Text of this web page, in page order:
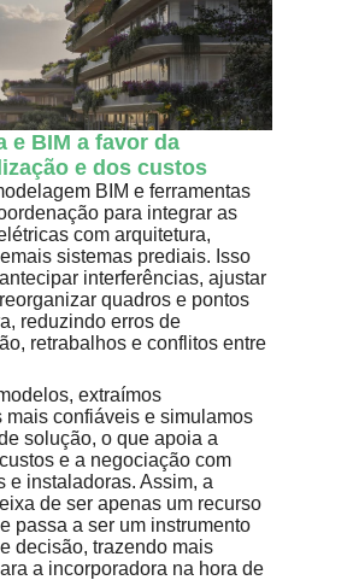
e BIM a favor da
e dos custos
BIM e ferramentas
para integrar as
com arquitetura,
sistemas prediais. Isso
interferências, ajustar
quadros e pontos
reduzindo erros de
retrabalhos e conflitos entre
extraímos
mais confiáveis e simulamos
solução, o que apoia a
e a negociação com
e instaladoras. Assim, a
de ser apenas um recurso
passa a ser um instrumento
decisão, trazendo mais
a incorporadora na hora de